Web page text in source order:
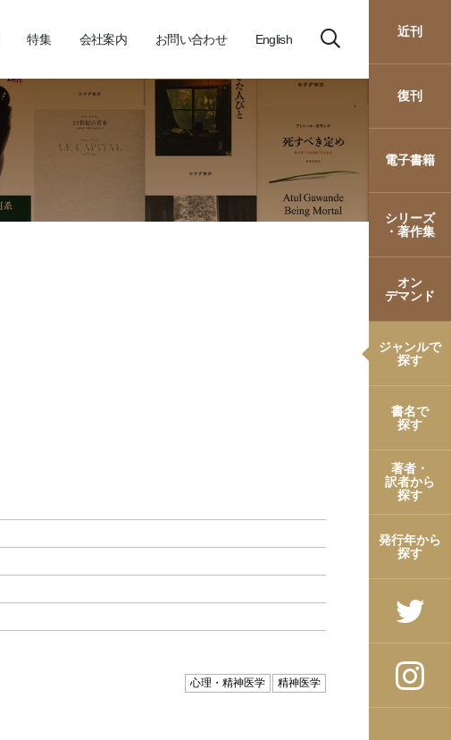
特集 会社案内 お問い合わせ English
近刊
復刊
電子書籍
シリーズ
・著作集
オン
デマンド
ジャンルで
探す
書名で
探す
著者・
訳者から
探す
発行年から
探す
心理・精神医学 精神医学